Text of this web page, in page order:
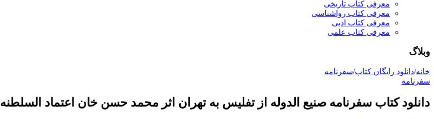
معرفی کتاب تاریخی
معرفی کتاب رواشناسی
معرفی کتاب ادبی
معرفی کتاب علمی
وبلاگ
خانه/دانلود رایگان کتاب/سفرنامه
سفرنامه
دانلود کتاب سفرنامه صنیع الدوله از تفلیس به تهران اثر محمد حسن خان اعتماد السلطنه